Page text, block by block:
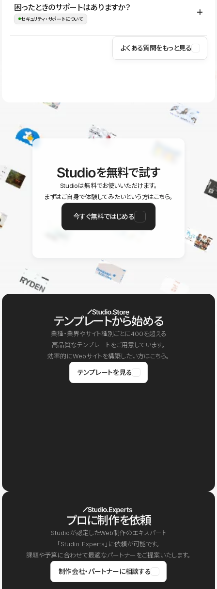
ながらレイアウトに影響を与えずに更新作業を進めやすくなりま
す。
Studioでは、公開サイトやサービスを安全に利用できるよう、通信
の暗号化、データ保護、アクセス管理、脆弱性対策など、複数の観
はSSL/TLSによる通信暗号化に対応しており、悪質なスクリプトの
困ったときのサポートはありますか？
セキュリティ・サポートについて
操作方法や機能については、ヘルプセンターでご確認いただけま
ユーザー同士で質問・相談できるコミュニティもご利用ください。
よくある質問をもっと見る
を無料で試す
Studioは無料でお使いいただけます。
まずはご自身で体験してみたいという方はこちら。
今すぐ無料ではじめる
テンプレートから始める
業種・業界やサイト種別ごとに400を超える
高品質なテンプレートをご用意しています。
効率的にWebサイトを構築したい方はこちら。
テンプレートを見る
プロに制作を依頼
Studioが認定したWeb制作のエキスパート
「Studio Experts」に依頼が可能です。
課題や予算に合わせて最適なパートナーをご提案いたします。
制作会社・パートナーに相談する